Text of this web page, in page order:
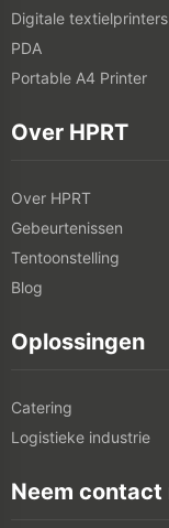
Digitale textielprinters
PDA
Portable A4 Printer
Over HPRT
Over HPRT
Gebeurtenissen
Tentoonstelling
Blog
Oplossingen
Catering
Logistieke industrie
Neem contact